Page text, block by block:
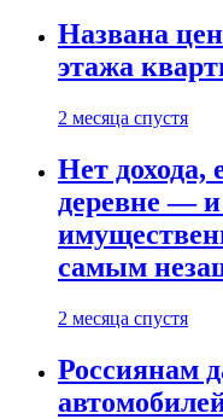
Названа
этажа
2 месяца спустя
Нет дохода,
деревне —
самым
2 месяца спустя
Россиянам